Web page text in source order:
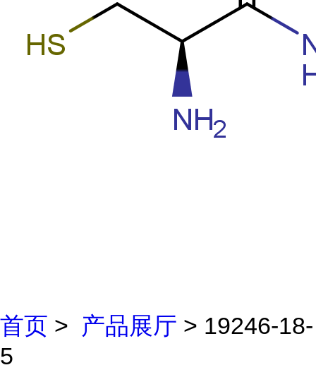
首页 > 产品展厅 > 19246-18-
5